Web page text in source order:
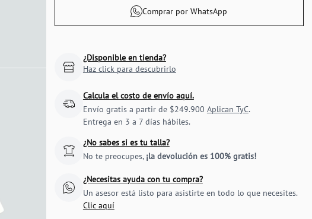
Comprar por WhatsApp
¿Disponible en tienda?
Haz click para descubrirlo
Calcula el costo de envío aquí.
Envío gratis a partir de $249.900 Aplican TyC.
Entrega en 3 a 7 días hábiles.
¿No sabes si es tu talla?
No te preocupes, ¡la devolución es 100% gratis!
¿Necesitas ayuda con tu compra?
Un asesor está listo para asistirte en todo lo que necesites.
Clic aquí